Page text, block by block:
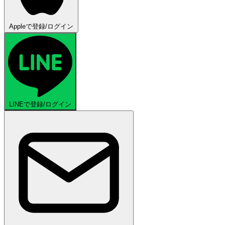
Appleで登録/ログイン
LINEで登録/ログイン